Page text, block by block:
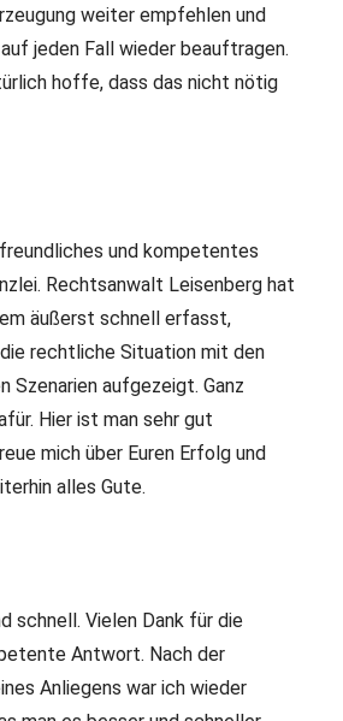
weiter empfehlen und
jeden Fall wieder beauftragen.
hoffe, dass das nicht nötig
und kompetentes
Rechtsanwalt Leisenberg hat
äußerst schnell erfasst,
rechtliche Situation mit den
Szenarien aufgezeigt. Ganz
Hier ist man sehr gut
mich über Euren Erfolg und
alles Gute.
schnell. Vielen Dank für die
Antwort. Nach der
Anliegens war ich wieder